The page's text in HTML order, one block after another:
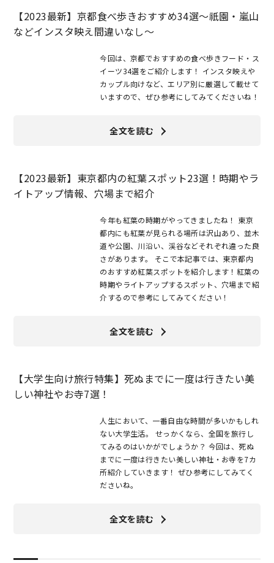
【2023最新】京都食べ歩きおすすめ34選～祇園・嵐山
などインスタ映え間違いなし～
今回は、京都でおすすめの食べ歩きフード・ス
イーツ34選をご紹介します！ インスタ映えや
カップル向けなど、エリア別に厳選して載せて
いますので、ぜひ参考にしてみてくださいね！
全文を読む
【2023最新】東京都内の紅葉スポット23選！時期やラ
イトアップ情報、穴場まで紹介
今年も紅葉の時期がやってきましたね！ 東京
都内にも紅葉が見られる場所は沢山あり、並木
道や公園、川沿い、渓谷などそれぞれ違った良
さがあります。 そこで本記事では、東京都内
のおすすめ紅葉スポットを紹介します！紅葉の
時期やライトアップするスポット、穴場まで紹
介するので参考にしてみてください！
全文を読む
【大学生向け旅行特集】死ぬまでに一度は行きたい美
しい神社やお寺7選！
人生において、一番自由な時間が多いかもしれ
ない大学生活。 せっかくなら、全国を旅行し
てみるのはいかがでしょうか？ 今回は、死ぬ
までに一度は行きたい美しい神社・お寺を7カ
所紹介していきます！ ぜひ参考にしてみてく
ださいね。
全文を読む